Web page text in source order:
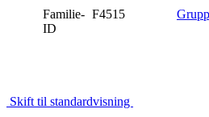
Familie-
ID
F4515
Skift til standardvisning